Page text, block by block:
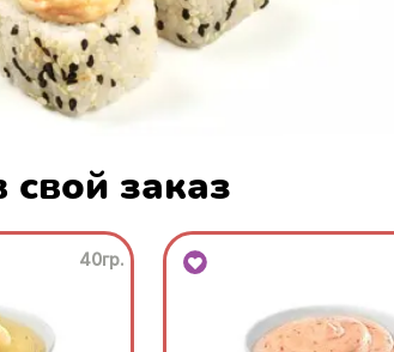
свой заказ
40гр.